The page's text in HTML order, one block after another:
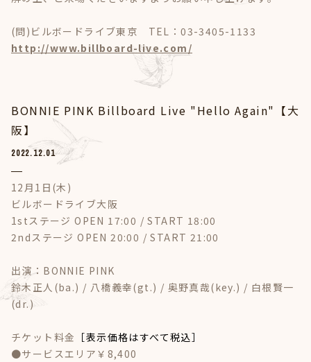
(問)ビルボードライブ東京 TEL：03-3405-1133
http://www.billboard-live.com/
BONNIE PINK Billboard Live "Hello Again"【大
阪】
2022.12.01
12月1日(木)
ビルボードライブ大阪
1stステージ OPEN 17:00 / START 18:00
2ndステージ OPEN 20:00 / START 21:00
出演：BONNIE PINK
鈴木正人(ba.) / 八橋義幸(gt.) / 奥野真哉(key.) / 白根賢一
(dr.)
チケット料金 ［表示価格はすべて税込］
●サービスエリア￥8,400